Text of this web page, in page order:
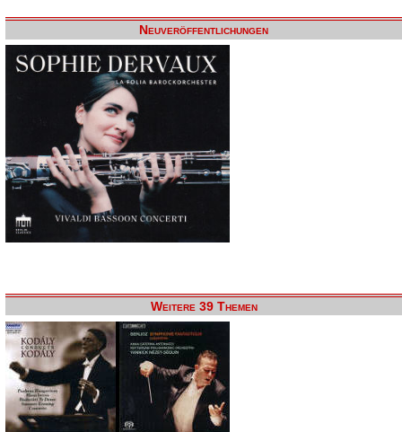
Neuveröffentlichungen
Weitere 39 Themen